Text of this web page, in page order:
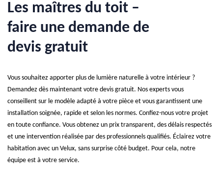
Les maîtres du toit –
faire une demande de
devis gratuit
Vous souhaitez apporter plus de lumière naturelle à votre intérieur ?
Demandez dès maintenant votre devis gratuit. Nos experts vous
conseillent sur le modèle adapté à votre pièce et vous garantissent une
installation soignée, rapide et selon les normes. Confiez-nous votre projet
en toute confiance. Vous obtenez un prix transparent, des délais respectés
et une intervention réalisée par des professionnels qualifiés. Éclairez votre
habitation avec un Velux, sans surprise côté budget. Pour cela, notre
équipe est à votre service.